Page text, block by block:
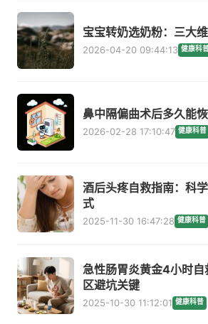
宝宝转奶选奶粉：三大
2026-04-20 09:44:13 健康科
鼻中隔偏曲术后多久能
2026-02-28 17:10:47 健康科普
酒后头疼自救指南：科
式
2025-11-30 16:47:28 健康科普
急性肠胃炎黄金4小时
区避坑关键
2025-10-30 11:12:01 健康科普